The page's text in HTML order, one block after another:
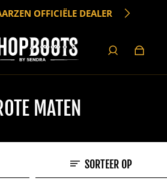
OFFICIËLE DEALER
MATEN
SORTEER OP